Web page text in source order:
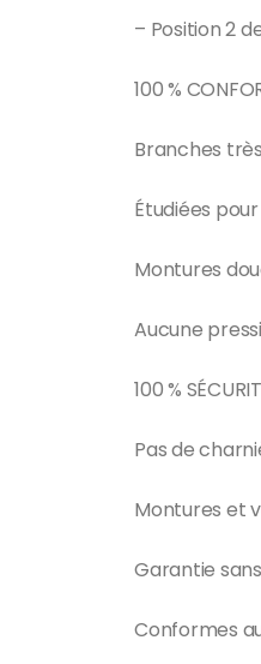
– Position 2
100 %
Branches
Étudiées
Montures
Aucune
100 %
Pas de
Montures et
Garantie
Conformes